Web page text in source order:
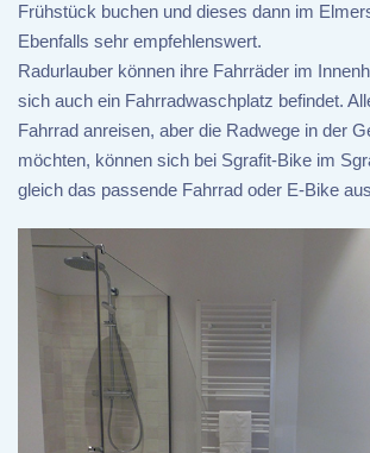
Frühstück buchen und dieses dann im
Ebenfalls sehr empfehlenswert.
Radurlauber können ihre Fahrräder im
sich auch ein Fahrradwaschplatz befindet.
Fahrrad anreisen, aber die Radwege in der
möchten, können sich bei Sgrafit-Bike im
gleich das passende Fahrrad oder E-Bike